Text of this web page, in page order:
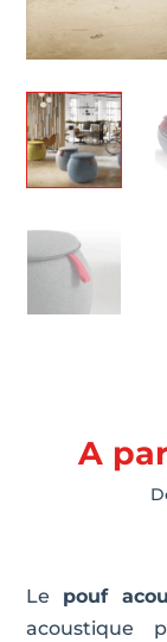
A
Le pouf
acoustique